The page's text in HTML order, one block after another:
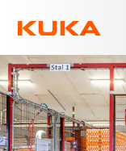
การติดต่อ
ภาษาไทย /